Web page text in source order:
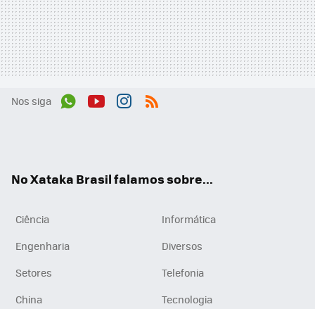
Nos siga
No Xataka Brasil falamos sobre...
Ciência
Informática
Engenharia
Diversos
Setores
Telefonia
China
Tecnologia